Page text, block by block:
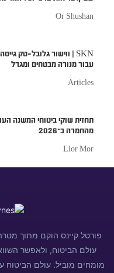
ביתרות ההון ובתחזיות
Or Shushan
עבור מנורה מבטחים ומגדל
Articles
תחזית שוקי ביטוחי המשנה
מהחמרה ב־2026
Lior Mor
פורטל קיינס הוקם מתוך
עולם הביטוח, ולאפשר
מומחים מוביל. עולם הביטוח